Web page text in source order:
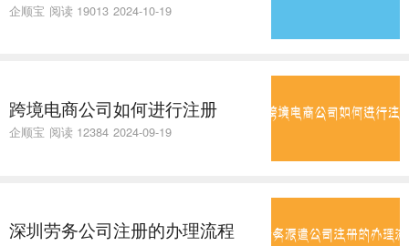
企顺宝 阅读 19013 2024-10-19
跨境电商公司如何进行注册
企顺宝 阅读 12384 2024-09-19
深圳劳务公司注册的办理流程